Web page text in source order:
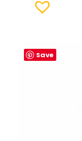
Save